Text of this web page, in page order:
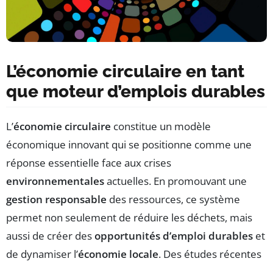
L’économie circulaire en tant
que moteur d’emplois durables
L’économie circulaire constitue un modèle
économique innovant qui se positionne comme une
réponse essentielle face aux crises
environnementalesactuelles. En promouvant une
gestion responsable des ressources, ce système
permet non seulement de réduire les déchets, mais
aussi de créer desopportunités d’emploi durables et
de dynamiser l’économie locale. Des études récentes